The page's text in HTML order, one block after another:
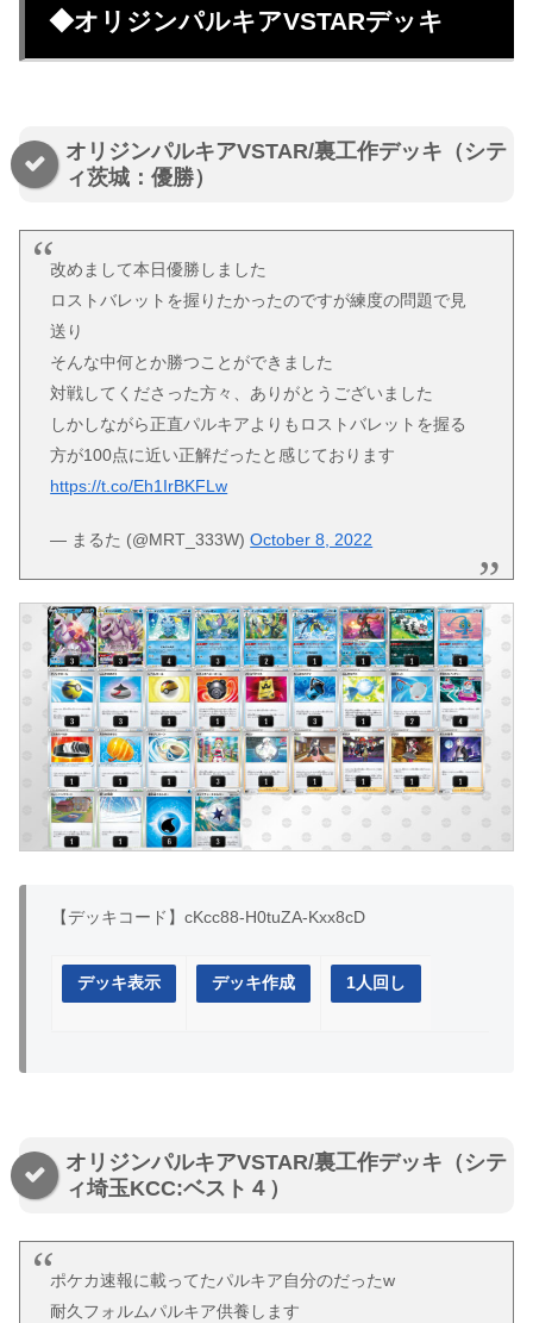
◆オリジンパルキアVSTARデッキ
オリジンパルキアVSTAR/裏工作デッキ（シテ
ィ茨城：優勝）
改めまして本日優勝しました
ロストバレットを握りたかったのですが練度の問題で見
送り
そんな中何とか勝つことができました
対戦してくださった方々、ありがとうございました
しかしながら正直パルキアよりもロストバレットを握る
方が100点に近い正解だったと感じております
https://t.co/Eh1IrBKFLw
— まるた (@MRT_333W)October 8, 2022
【デッキコード】cKcc88-H0tuZA-Kxx8cD
デッキ表示 デッキ作成 1人回し
オリジンパルキアVSTAR/裏工作デッキ（シテ
ィ埼玉KCC:ベスト４）
ポケカ速報に載ってたパルキア自分のだったw
耐久フォルムパルキア供養します